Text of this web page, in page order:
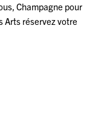
Champagne pour
Arts réservez votre